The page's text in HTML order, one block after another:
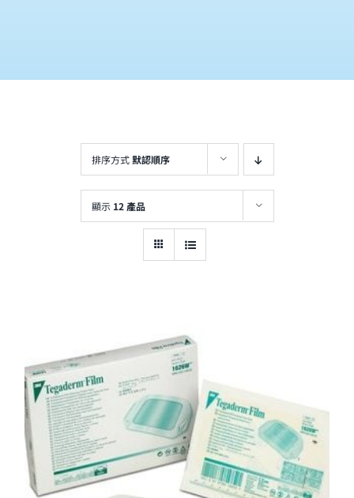
排序方式默認順序
顯示 12 產品